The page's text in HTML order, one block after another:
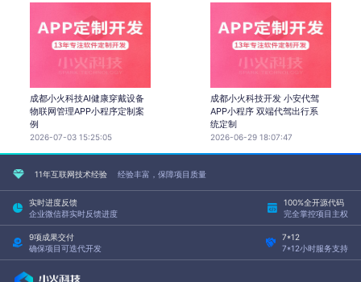
成都小火科技AI健康穿戴设备
物联网管理APP小程序定制案
例
2026-07-03 15:25:05
成都小火科技开发 小安代驾
APP小程序 双端代驾出行系
统定制
2026-06-29 18:07:47
11年互联网技术经验 经验丰富，保障项目质量
实时进度反馈
企业微信群实时反馈进度
100%全开源代码
完全掌控项目主权
9项成果交付
确保项目可迭代开发
7*12
7*12小时服务支持